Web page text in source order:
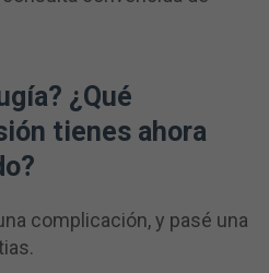
¿Qué
tienes ahora
complicación, y pasé una